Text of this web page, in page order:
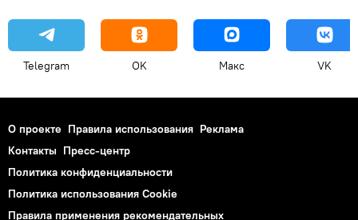
Telegram OK Макс VK
О проекте Правила использования Реклама
Контакты Пресс-центр
Политика конфиденциальности
Политика использования Cookie
Правила применения рекомендательных